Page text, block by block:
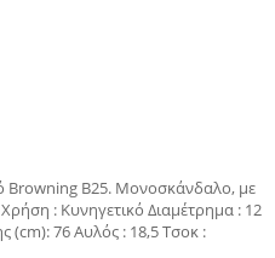
Browning B25. Μονοσκάνδαλο, με
: Κυνηγετικό Διαμέτρημα : 12
(cm): 76 Αυλός : 18,5 Τσοκ :